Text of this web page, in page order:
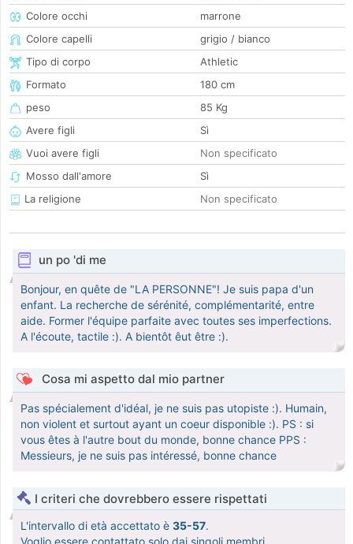
Colore occhi
marrone
Colore capelli
grigio / bianco
Tipo di corpo
Athletic
Formato
180 cm
peso
85 Kg
Avere figli
Sì
Vuoi avere figli
Non specificato
Mosso dall'amore
Sì
La religione
Non specificato
un po 'di me
Bonjour, en quête de "LA PERSONNE"! Je suis papa d'un
enfant. La recherche de sérénité, complémentarité, entre
aide. Former l'équipe parfaite avec toutes ses imperfections.
A l'écoute, tactile :). A bientôt êut être :).
Cosa mi aspetto dal mio partner
Pas spécialement d'idéal, je ne suis pas utopiste :). Humain,
non violent et surtout ayant un coeur disponible :). PS : si
vous êtes à l'autre bout du monde, bonne chance PPS :
Messieurs, je ne suis pas intéressé, bonne chance
I criteri che dovrebbero essere rispettati
L'intervallo di età accettato è 35-57.